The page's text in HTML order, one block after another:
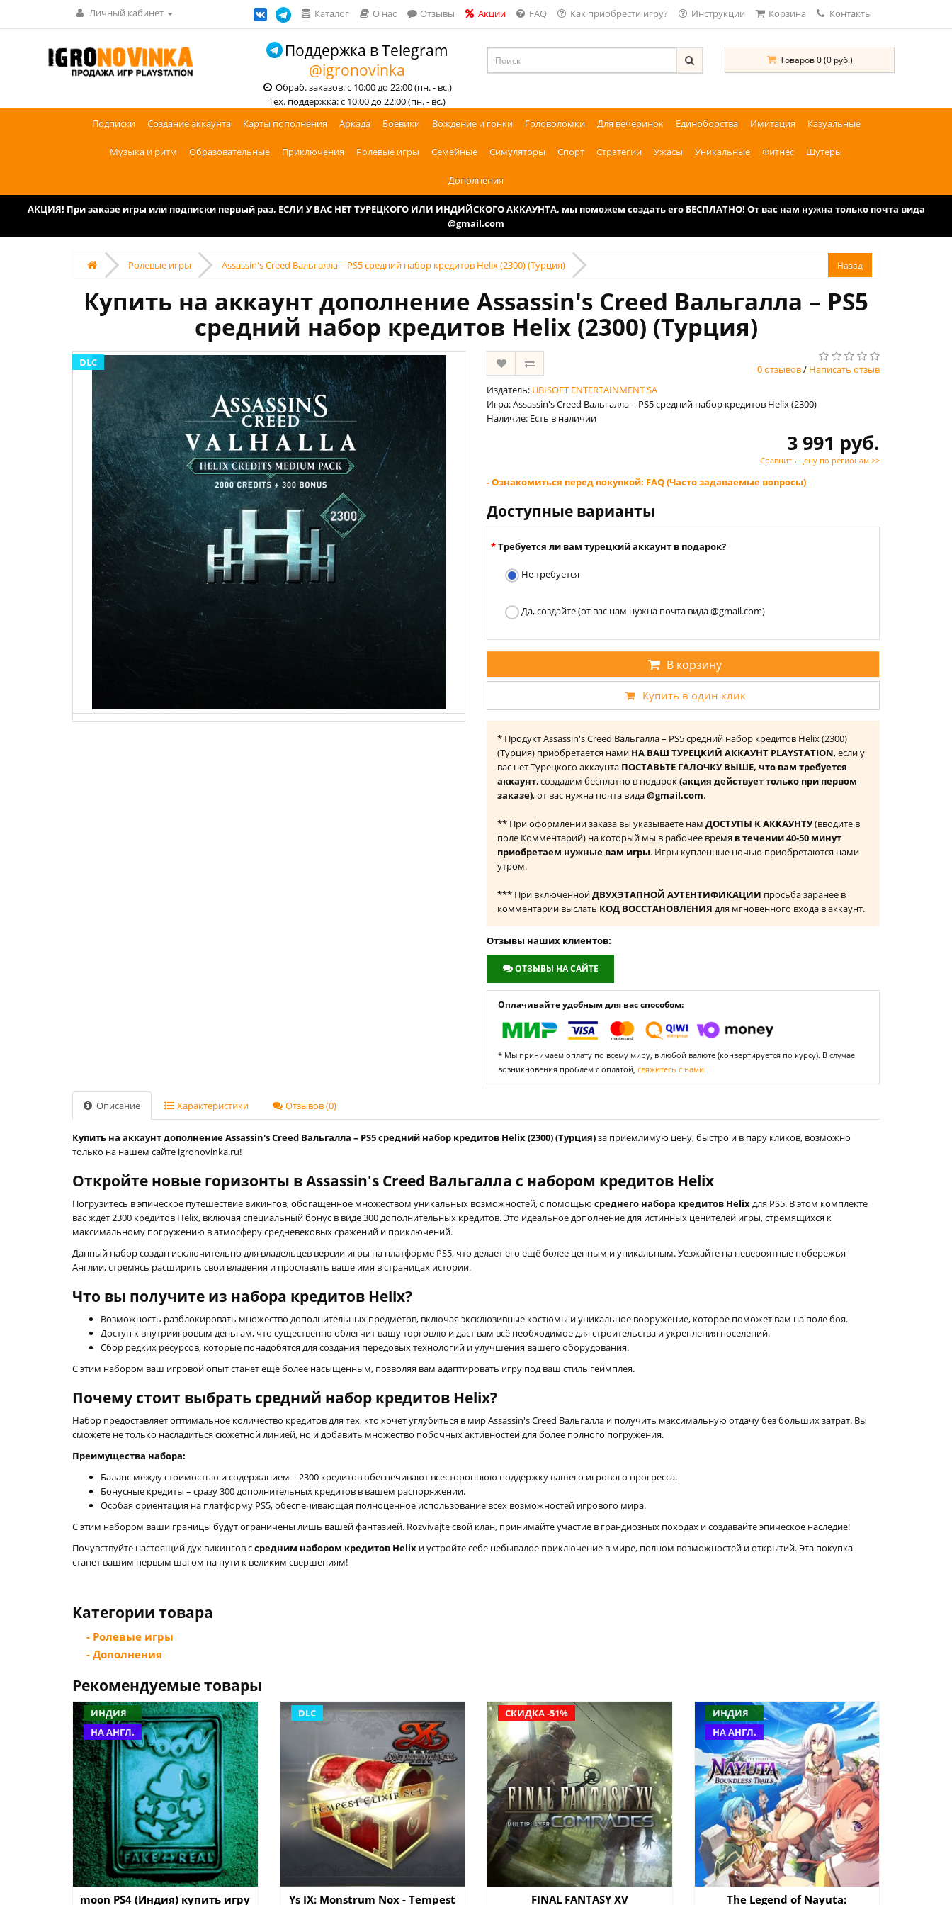
Личный кабинет Каталог О нас Отзывы Акции FAQ Как приобрести игру? Инструкции Корзина Контакты
Поддержка в Telegram
@igronovinka
Обраб. заказов: с 10:00 до 22:00 (пн. - вс.)
Тех. поддержка: с 10:00 до 22:00 (пн. - вс.)
Товаров 0 (0 руб.)
Подписки Создание аккаунта Карты пополнения Аркада Боевики Вождение и гонки Головоломки Для вечеринок Единоборства Имитация Казуальные
Музыка и ритм Образовательные Приключения Ролевые игры Семейные Симуляторы Спорт Стратегии Ужасы Уникальные Фитнес Шутеры
Дополнения
АКЦИЯ! При заказе игры или подписки первый раз, ЕСЛИ У ВАС НЕТ ТУРЕЦКОГО ИЛИ ИНДИЙСКОГО АККАУНТА, мы поможем создать его БЕСПЛАТНО! От вас нам нужна только почта вида
@gmail.com
Ролевые игры Assassin's Creed Вальгалла – PS5 средний набор кредитов Helix (2300) (Турция)
Купить на аккаунт дополнение Assassin's Creed Вальгалла – PS5
средний набор кредитов Helix (2300) (Турция)
DLC
0 отзывов/ Написать отзыв
Издатель: UBISOFT ENTERTAINMENT SA
Игра: Assassin's Creed Вальгалла – PS5 средний набор кредитов Helix (2300)
Наличие: Есть в наличии
3 991 руб.
Сравнить цену по регионам >>
- Ознакомиться перед покупкой: FAQ (Часто задаваемые вопросы)
Доступные варианты
Требуется ли вам турецкий аккаунт в подарок?
Не требуется
Да, создайте (от вас нам нужна почта вида @gmail.com)
В корзину
Купить в один клик
* Продукт Assassin's Creed Вальгалла – PS5 средний набор кредитов Helix (2300)
(Турция) приобретается нами НА ВАШ ТУРЕЦКИЙ АККАУНТ PLAYSTATION, если у
вас нет Турецкого аккаунта ПОСТАВЬТЕ ГАЛОЧКУ ВЫШЕ, что вам требуется
аккаунт, создадим бесплатно в подарок(акция действует только при первом
заказе), от вас нужна почта вида@gmail.com.
** При оформлении заказа вы указываете нам ДОСТУПЫ К АККАУНТУ(вводите в
поле Комментарий) на который мы в рабочее время в течении 40-50 минут
приобретаем нужные вам игры. Игры купленные ночью приобретаются нами
утром.
*** При включеннойДВУХЭТАПНОЙ АУТЕНТИФИКАЦИИ просьба заранее в
комментарии выслать КОД ВОССТАНОВЛЕНИЯ для мгновенного входа в аккаунт.
Отзывы наших клиентов:
ОТЗЫВЫ НА САЙТЕ
Оплачивайте удобным для вас способом:
* Мы принимаем оплату по всему миру, в любой валюте (конвертируется по курсу). В случае
возникновения проблем с оплатой, свяжитесь с нами.
Описание Характеристики Отзывов (0)
Купить на аккаунт дополнение Assassin's Creed Вальгалла – PS5 средний набор кредитов Helix (2300) (Турция)за приемлимую цену, быстро и в пару кликов, возможно
только на нашем сайте igronovinka.ru!
Откройте новые горизонты в Assassin's Creed Вальгалла с набором кредитов Helix
Погрузитесь в эпическое путешествие викингов, обогащенное множеством уникальных возможностей, с помощью среднего набора кредитов Helixдля PS5. В этом комплекте
вас ждет 2300 кредитов Helix, включая специальный бонус в виде 300 дополнительных кредитов. Это идеальное дополнение для истинных ценителей игры, стремящихся к
максимальному погружению в атмосферу средневековых сражений и приключений.
Данный набор создан исключительно для владельцев версии игры на платформе PS5, что делает его ещё более ценным и уникальным. Уезжайте на невероятные побережья
Англии, стремясь расширить свои владения и прославить ваше имя в страницах истории.
Что вы получите из набора кредитов Helix?
Возможность разблокировать множество дополнительных предметов, включая эксклюзивные костюмы и уникальное вооружение, которое поможет вам на поле боя.
Доступ к внутриигровым деньгам, что существенно облегчит вашу торговлю и даст вам всё необходимое для строительства и укрепления поселений.
Сбор редких ресурсов, которые понадобятся для создания передовых технологий и улучшения вашего оборудования.
С этим набором ваш игровой опыт станет ещё более насыщенным, позволяя вам адаптировать игру под ваш стиль геймплея.
Почему стоит выбрать средний набор кредитов Helix?
Набор предоставляет оптимальное количество кредитов для тех, кто хочет углубиться в мир Assassin's Creed Вальгалла и получить максимальную отдачу без больших затрат. Вы
сможете не только насладиться сюжетной линией, но и добавить множество побочных активностей для более полного погружения.
Преимущества набора:
Баланс между стоимостью и содержанием – 2300 кредитов обеспечивают всестороннюю поддержку вашего игрового прогресса.
Бонусные кредиты – сразу 300 дополнительных кредитов в вашем распоряжении.
Особая ориентация на платформу PS5, обеспечивающая полноценное использование всех возможностей игрового мира.
С этим набором ваши границы будут ограничены лишь вашей фантазией. Rozvivajte свой клан, принимайте участие в грандиозных походах и создавайте эпическое наследие!
Почувствуйте настоящий дух викингов ссредним набором кредитов Helix и устройте себе небывалое приключение в мире, полном возможностей и открытий. Эта покупка
станет вашим первым шагом на пути к великим свершениям!
Категории товара
- Ролевые игры
- Дополнения
Рекомендуемые товары
ИНДИЯ
НА АНГЛ.
moon PS4 (Индия) купить игру
DLC
Ys IX: Monstrum Nox - Tempest
СКИДКА -51%
FINAL FANTASY XV
ИНДИЯ
НА АНГЛ.
The Legend of Nayuta: